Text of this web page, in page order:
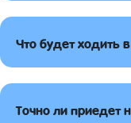
Что будет
Точно ли приедет